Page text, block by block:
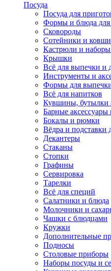
Посуда
Посуда для
Формы и блюда для
Сковороды
Сотейники и ковши
Кастрюли и
Крышки
Всё для выпечки и
Инструменты и
Формы для
Всё для напитков
Кувшины, бутылки
Барные
Бокалы и рюмки
Вёдра и подставки
Декантеры
Стаканы
Стопки
Графины
Сервировка
Тарелки
Всё для специй
Салатники и блюда
Молочники и
Чашки с блюдцами
Кружки
Дополнительные
Подносы
Столовые приборы
Наборы посуды и